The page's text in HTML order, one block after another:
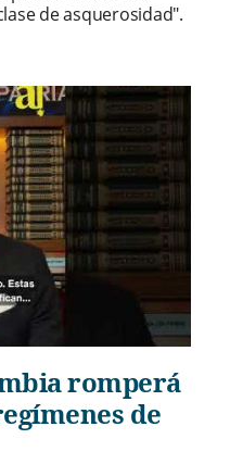
de asquerosidad".
romperá
de